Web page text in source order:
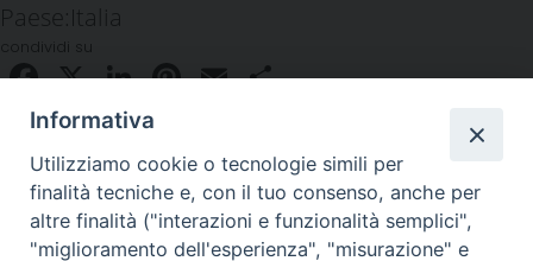
Paese: Italia
condividi su
Facebook
X LinkedIn
Pinterest
EmailCondividi
Informativa
Utilizziamo cookie o tecnologie simili per
finalità tecniche e, con il tuo consenso, anche per
altre finalità ("interazioni e funzionalità semplici",
"miglioramento dell'esperienza", "misurazione" e